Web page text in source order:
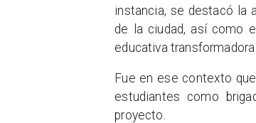
instancia, se destacó la
de la ciudad, así como
educativa
Fue en ese contexto
estudiantes como
proyecto.